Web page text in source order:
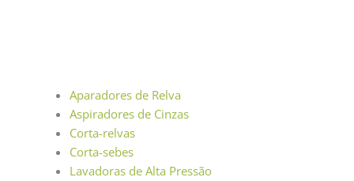
Aparadores de Relva
Aspiradores de Cinzas
Corta-relvas
Corta-sebes
Lavadoras de Alta Pressão